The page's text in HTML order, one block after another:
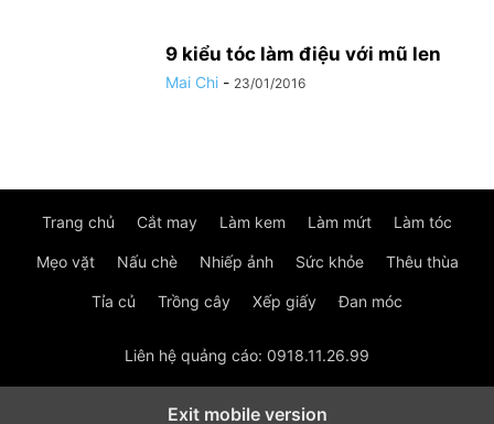
9 kiểu tóc làm điệu với mũ len
Mai Chi - 23/01/2016
Trang chủ Cắt may Làm kem Làm mứt Làm tóc
Mẹo vặt Nấu chè Nhiếp ảnh Sức khỏe Thêu thùa
Tỉa củ Trồng cây Xếp giấy Đan móc
Liên hệ quảng cáo: 0918.11.26.99
Exit mobile version